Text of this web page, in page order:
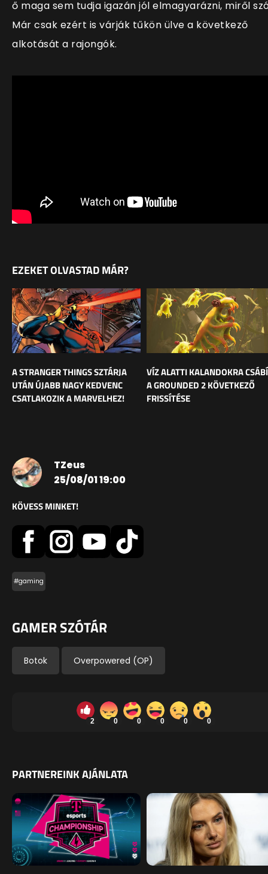
ő maga sem tudja igazán jól elmagyarázni, miről
Már csak ezért is várják tűkön ülve a következő
alkotását a rajongók.
EZEKET OLVASTAD MÁR?
A STRANGER THINGS SZTÁRJA
UTÁN ÚJABB NAGY KEDVENC
CSATLAKOZIK A MARVELHEZ!
VÍZ ALATTI KALANDOKRA
A GROUNDED 2 KÖVETKEZŐ
FRISSÍTÉSE
TZeus
25/08/01 19:00
KÖVESS MINKET!
#gaming
GAMER SZÓTÁR
Botok Overpowered (OP)
2 0 0 0 0 0
PARTNEREINK AJÁNLATA